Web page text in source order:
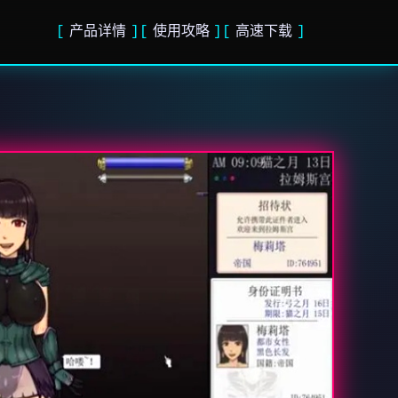
产品详情 使用攻略 高速下载